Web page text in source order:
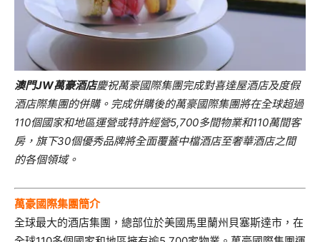
澳門JW萬豪酒店慶祝萬豪國際集團完成對喜達屋酒店及度假
酒店際集團的併購。完成併購後的萬豪國際集團將在全球超過
110個國家和地區運營或特許經營5,700多間物業和110萬間客
房，旗下30個優秀品牌將全面覆蓋中檔酒店至奢華酒店之間
的各個領域。
萬豪國際集團簡介
全球最大的酒店集團，總部位於美國馬里蘭州貝塞斯達市，在